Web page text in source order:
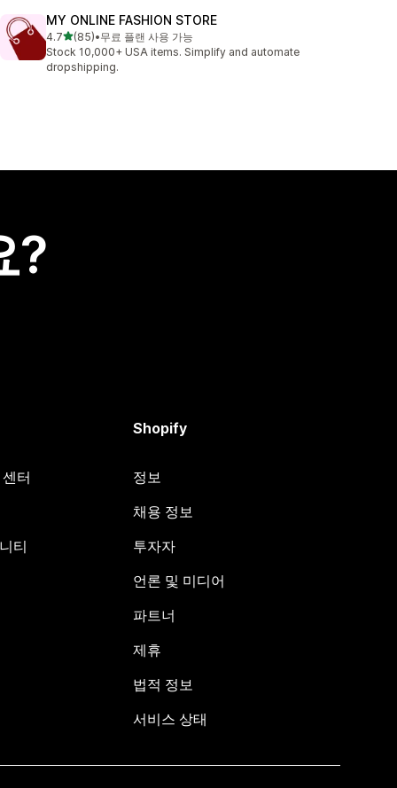
MY ONLINE FASHION STORE
4.7별 5개 중
(85)
총 리뷰 85개
•무료 플랜 사용 가능
Stock 10,000+ USA items. Simplify and automate
dropshipping.
?
터
티
Shopify
정보
채용 정보
투자자
언론 및 미디어
파트너
제휴
법적 정보
서비스 상태